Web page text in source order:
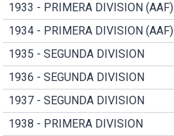
1933 - PRIMERA DIVISION (AAF)
1934 - PRIMERA DIVISION (AAF)
1935 - SEGUNDA DIVISION
1936 - SEGUNDA DIVISION
1937 - SEGUNDA DIVISION
1938 - PRIMERA DIVISION